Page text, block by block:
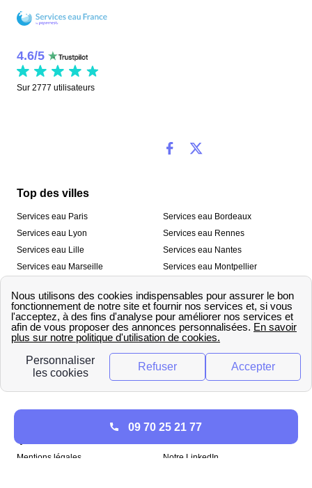
4.6/5
Sur 2777 utilisateurs
Top des villes
Services eau Paris
Services eau Lyon
Services eau Lille
Services eau Marseille
Services eau Toulon
Services eau Bordeaux
Services eau Rennes
Services eau Nantes
Services eau Montpellier
Services eau Strasbourg
Nos outils
🛁 Simulateur consommation eau
💧 Comparer les fournisseurs
d’eau
Qui sommes-nous ?
Mentions légales
Notre LinkedIn
09 70 25 21 77